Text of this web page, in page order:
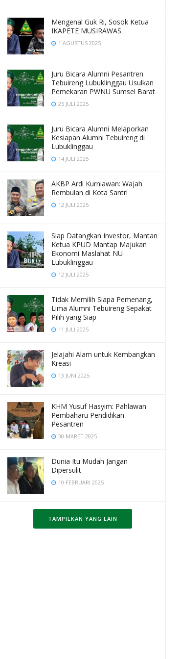
Mengenal Guk Ri, Sosok Ketua
IKAPETE MUSIRAWAS
1 AGUSTUS 2025
Juru Bicara Alumni Pesantren
Tebuireng Lubuklinggau Usulkan
Pemekaran PWNU Sumsel Barat
25 JULI 2025
Juru Bicara Alumni Melaporkan
Kesiapan Alumni Tebuireng di
Lubuklinggau
14 JULI 2025
AKBP Ardi Kurniawan: Wajah
Rembulan di Kota Santri
12 JULI 2025
Siap Datangkan Investor, Mantan
Ketua KPUD Mantap Majukan
Ekonomi Maslahat NU
Lubuklinggau
12 JULI 2025
Tidak Memilih Siapa Pemenang,
Lima Alumni Tebuireng Sepakat
Pilih yang Siap
11 JULI 2025
Jelajahi Alam untuk Kembangkan
Kreasi
13 JUNI 2025
KHM Yusuf Hasyim: Pahlawan
Pembaharu Pendidikan
Pesantren
30 MARET 2025
Dunia Itu Mudah Jangan
Dipersulit
10 FEBRUARI 2025
TAMPILKAN YANG LAIN